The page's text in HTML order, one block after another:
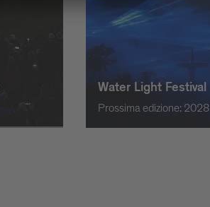
Water Light Festival
Prossima edizione: 2028